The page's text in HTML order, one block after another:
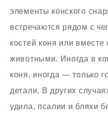
элементы конского
встречаются рядом с
костей коня или
животными. Иногда в
коня, иногда — только
детали. В других
удила, псалии и бляхи